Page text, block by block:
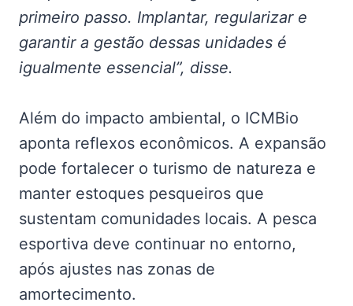
primeiro passo. Implantar, regularizar e
garantir a gestão dessas unidades é
igualmente essencial”, disse.
Além do impacto ambiental, o ICMBio
aponta reflexos econômicos. A expansão
pode fortalecer o turismo de natureza e
manter estoques pesqueiros que
sustentam comunidades locais. A pesca
esportiva deve continuar no entorno,
após ajustes nas zonas de
amortecimento.